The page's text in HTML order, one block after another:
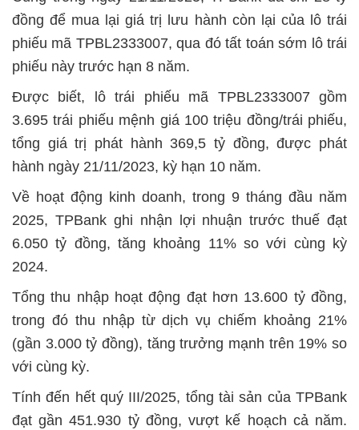
đồng để mua lại giá trị lưu hành còn lại của lô trái
phiếu mã TPBL2333007, qua đó tất toán sớm lô trái
phiếu này trước hạn 8 năm.
Được biết, lô trái phiếu mã TPBL2333007 gồm
3.695 trái phiếu mệnh giá 100 triệu đồng/trái phiếu,
tổng giá trị phát hành 369,5 tỷ đồng, được phát
hành ngày 21/11/2023, kỳ hạn 10 năm.
Về hoạt động kinh doanh, trong 9 tháng đầu năm
2025, TPBank ghi nhận lợi nhuận trước thuế đạt
6.050 tỷ đồng, tăng khoảng 11% so với cùng kỳ
2024.
Tổng thu nhập hoạt động đạt hơn 13.600 tỷ đồng,
trong đó thu nhập từ dịch vụ chiếm khoảng 21%
(gần 3.000 tỷ đồng), tăng trưởng mạnh trên 19% so
với cùng kỳ.
Tính đến hết quý III/2025, tổng tài sản của TPBank
đạt gần 451.930 tỷ đồng, vượt kế hoạch cả năm.